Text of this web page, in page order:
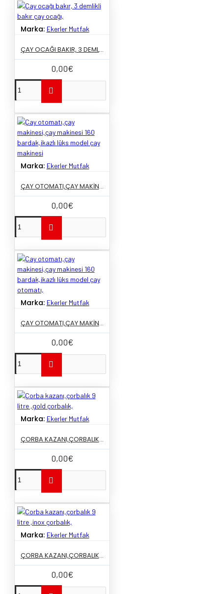
Marka: Ekerler Mutfak
ÇAY OCAĞI BAKIR, 3 DEMLIKLI BAKIR ÇAY OCAĞI,
0,00€
Marka: Ekerler Mutfak
ÇAY OTOMATI,ÇAY MAKINESI,ÇAY MAKINESI 160 BARDAK,IKAZLI LÜKS MODEL ÇAY MAKINESI
0,00€
Marka: Ekerler Mutfak
ÇAY OTOMATI,ÇAY MAKINESI,ÇAY MAKINESI 160 BARDAK,IKAZLI LÜKS MODEL ÇAY OTOMATI,
0,00€
Marka: Ekerler Mutfak
ÇORBA KAZANI,ÇORBALIK 9 LITRE ,GOLD ÇORBALIK,
0,00€
Marka: Ekerler Mutfak
ÇORBA KAZANI,ÇORBALIK 9 LITRE ,INOX ÇORBALIK,
0,00€